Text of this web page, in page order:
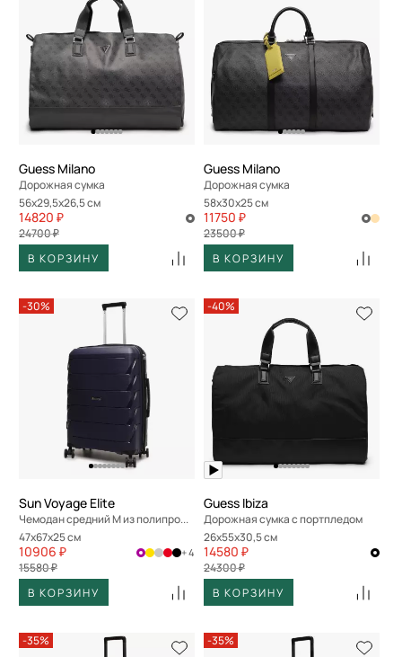
Guess Milano
Дорожная сумка
56x29,5x26,5 см
14820 ₽
24700 ₽
В КОРЗИНУ
Guess Milano
Дорожная сумка
58x30x25 см
11750 ₽
23500 ₽
В КОРЗИНУ
-30%
Sun Voyage Elite
Чемодан средний M из полипропилена
47x67x25 см
10906 ₽
15580 ₽
+ 4
В КОРЗИНУ
-40%
Guess Ibiza
Дорожная сумка с портпледом
26x55x30,5 см
14580 ₽
24300 ₽
В КОРЗИНУ
-35% -35%